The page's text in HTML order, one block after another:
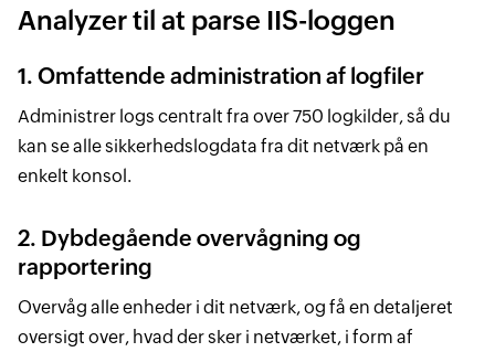
Analyzer til at parse IIS-loggen
1. Omfattende administration af logfiler
Administrer logs centralt fra over 750 logkilder, så du
kan se alle sikkerhedslogdata fra dit netværk på en
enkelt konsol.
2. Dybdegående overvågning og
rapportering
Overvåg alle enheder i dit netværk, og få en detaljeret
oversigt over, hvad der sker i netværket, i form af